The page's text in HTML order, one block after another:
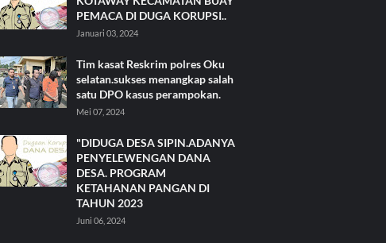
PEMACA DI DUGA KORUPSI..
Januari 03, 2024
Tim kasat Reskrim polres Oku
selatan.sukses menangkap salah
satu DPO kasus perampokan.
Mei 07, 2024
"DIDUGA DESA SIPIN.ADANYA
PENYELEWENGAN DANA
DESA. PROGRAM
KETAHANAN PANGAN DI
TAHUN 2023
Juni 06, 2024